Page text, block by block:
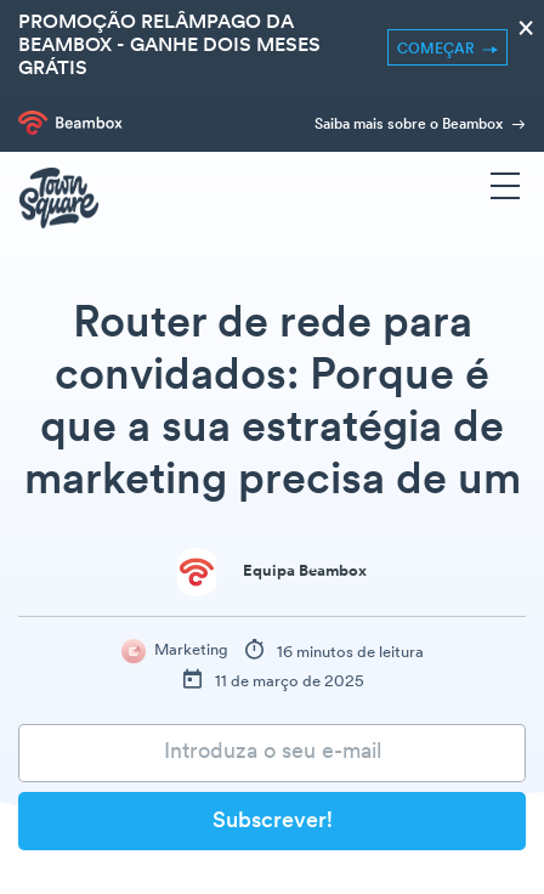
PROMOÇÃO RELÂMPAGO DA
BEAMBOX - GANHE DOIS MESES
GRÁTIS
COMEÇAR
×
Saiba mais sobre o Beambox
Router de rede para
convidados: Porque é
que a sua estratégia de
marketing precisa de um
Equipa Beambox
Marketing
16 minutos de leitura
11 de março de 2025